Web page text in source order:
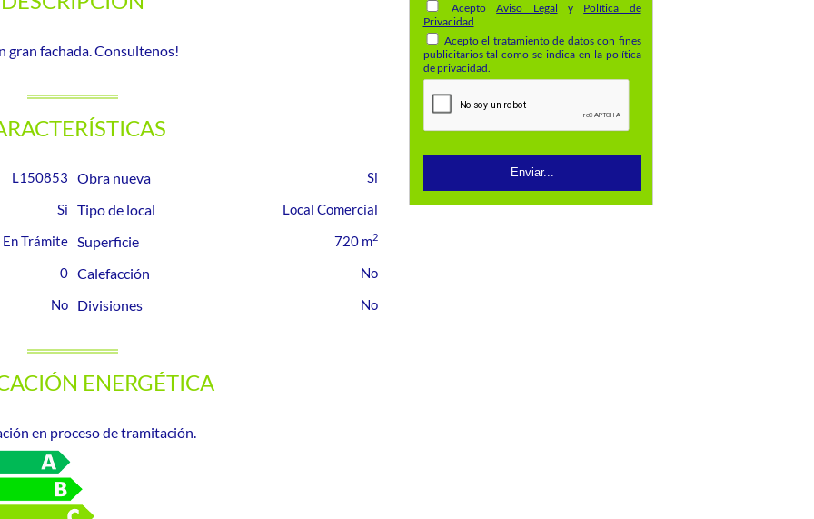
gran fachada. Consultenos!
L150853
Obra nueva
Tipo de local
Local Comercial
En Trámite Superficie 720 m2
0 Calefacción
Divisiones
ENERGÉTICA
en proceso de tramitación.
AceptoAviso Legal y Política de
Privacidad
Acepto el tratamiento de datos con fines
publicitarios tal como se indica en la política
de privacidad.